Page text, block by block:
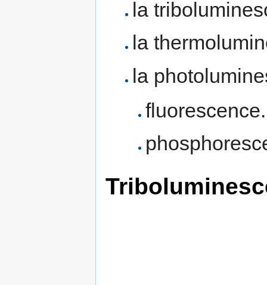
la
la
la
fluorescence.